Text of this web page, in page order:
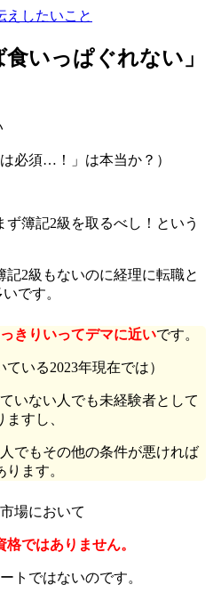
えしたいこと
食いっぱぐれない」
必須…！」は本当か？）
簿記2級を取るべし！という
2級もないのに経理に転職と
です。
きりいってデマに近いです。
いる2023年現在では）
いない人でも未経験者として
すし、
でもその他の条件が悪ければ
ます。
場において
ではありません。
トではないのです。